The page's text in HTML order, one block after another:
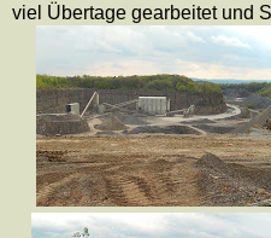
viel Übertage gearbeitet und